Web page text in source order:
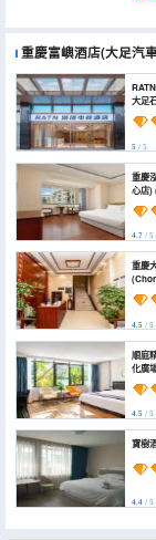
重慶富嶼酒店(大足汽
大足石刻店
E-
5 / 5
重慶
心店) (Chongqing
4.7 / 5
重慶
4.5 / 5
順庭
化廣場店)
The
4.5 / 5
4.4 / 5